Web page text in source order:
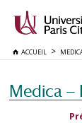
ACCUEIL
Medica —